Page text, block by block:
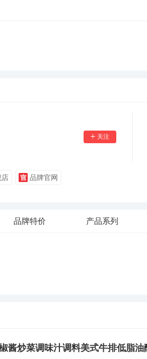
店 品牌官网
品牌特价 产品系列
酱炒菜调味汁调料美式牛排低脂油